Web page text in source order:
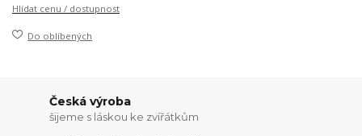
Hlídat cenu / dostupnost
Do oblíbených
Česká výroba
šijeme s láskou ke zvířátkům